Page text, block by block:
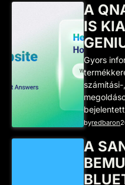
A
IS
Gyors
byredbaron
A